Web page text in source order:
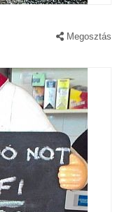
Válasz
Megosztás